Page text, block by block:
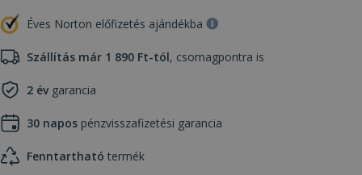
Éves Norton előfizetés ajándékba
Szállítás már 1 890 Ft-tól, csomagpontra is
2 évgarancia
30 napos pénzvisszafizetési garancia
Fenntartható termék